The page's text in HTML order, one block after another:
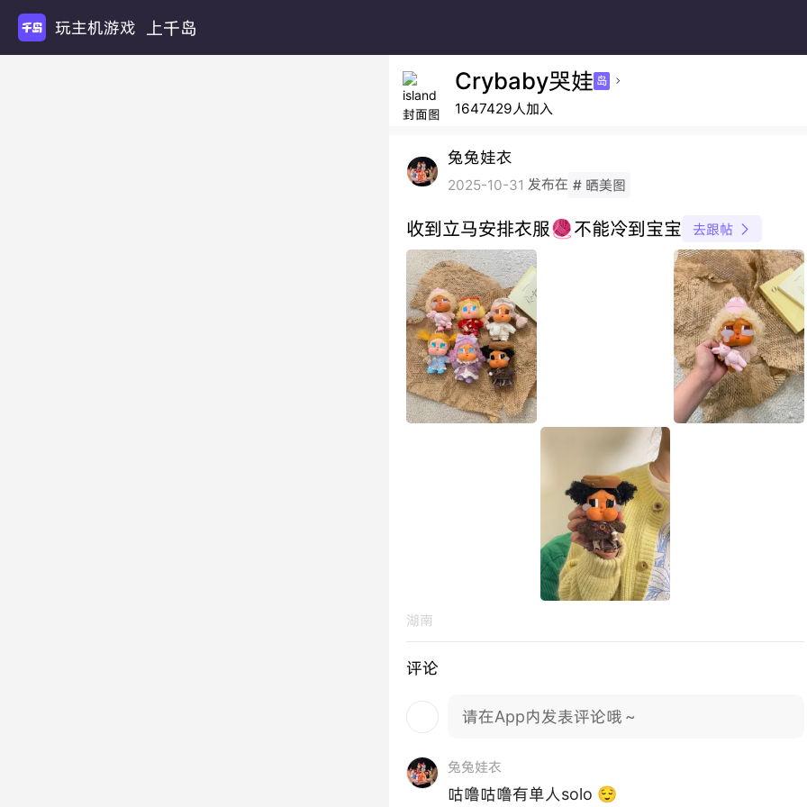
玩主机游戏 上千岛
Crybaby哭娃 岛 
1647429人加入
兔兔娃衣
2025-10-31 发布在 # 晒美图
收到立马安排衣服🧶不能冷到宝宝 去跟帖 
湖南
评论
请在App内发表评论哦～
兔兔娃衣
咕噜咕噜有单人solo 😌